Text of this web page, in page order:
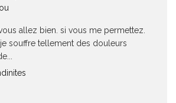
allez bien. si vous me permettez.
souffre tellement des douleurs